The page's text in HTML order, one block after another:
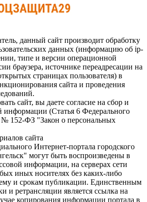
данный сайт производит обработку
данных (информацию об ip-
типе и версии операционной
браузера, источнике переадресации на
страницах пользователя) в
сайта и проведения
сайт, вы даете согласие на сбор и
информации (Статья 6 Федерального
№ 152-ФЗ "Закон о персональных
сайта
Интернет-портала городского
могут быть воспроизведены в
информации, на серверах сети
иных носителях без каких-либо
и срокам публикации. Единственным
и ретрансляции является ссылка на
копирования информации портала в